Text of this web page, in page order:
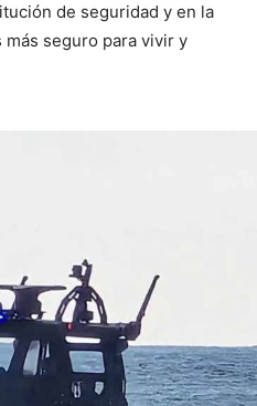
de seguridad y en la
seguro para vivir y